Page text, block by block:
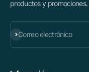
productos y promociones.
Correo electrónico
Suscribirse